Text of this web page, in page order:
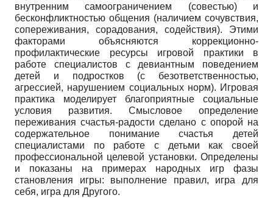
внутренним самоограничением (совестью) и
бесконфликтностью общения (наличием сочувствия,
сопереживания, сорадования, содействия). Этими
факторами объясняются коррекционно-
профилактические ресурсы игровой практики в
работе специалистов с девиантным поведением
детей и подростков (с безответственностью,
агрессией, нарушением социальных норм). Игровая
практика моделирует благоприятные социальные
условия развития. Смысловое определение
переживания счастья-радости сделано с опорой на
содержательное понимание счастья детей
специалистами по работе с детьми как своей
профессиональной целевой установки. Определены
и показаны на примерах народных игр фазы
становления игры: выполнение правил, игра для
себя, игра для Другого.